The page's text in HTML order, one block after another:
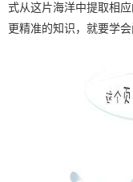
式从这片海洋中提取相
更精准的知识，就要学会